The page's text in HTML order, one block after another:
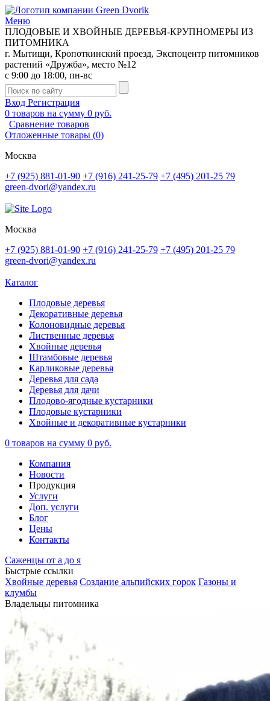
Меню
ПЛОДОВЫЕ И ХВОЙНЫЕ ДЕРЕВЬЯ-КРУПНОМЕРЫ ИЗ
ПИТОМНИКА
г. Мытищи, Кропоткинский проезд, Экспоцентр питомников
растений «Дружба», место №12
с 9:00 до 18:00, пн-вс
Вход Регистрация
0 товаров на сумму 0 руб.
Сравнение товаров
Отложенные товары (0)
Москва
+7 (925) 881-01-90 +7 (916) 241-25-79 +7 (495) 201-25 79
green-dvori@yandex.ru
Москва
+7 (925) 881-01-90 +7 (916) 241-25-79 +7 (495) 201-25 79
green-dvori@yandex.ru
Каталог
Плодовые деревья
Декоративные деревья
Колоновидные деревья
Лиственные деревья
Хвойные деревья
Штамбовые деревья
Карликовые деревья
Деревья для сада
Деревья для дачи
Плодово-ягодные кустарники
Плодовые кустарники
Хвойные и декоративные кустарники
0 товаров на сумму 0 руб.
Компания
Новости
Продукция
Услуги
Доп. услуги
Блог
Цены
Контакты
Саженцы от а до я
Быстрые ссылки
Хвойные деревья Создание альпийских горок Газоны и
клумбы
Владельцы питомника